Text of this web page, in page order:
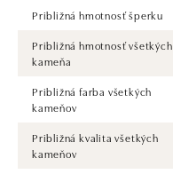
Približná hmotnosť šperku
Približná hmotnosť všetkých
kameňa
Približná farba všetkých
kameňov
Približná kvalita všetkých
kameňov